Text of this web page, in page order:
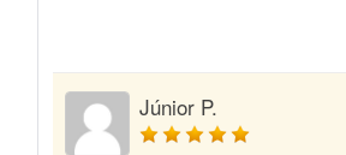
Júnior P.